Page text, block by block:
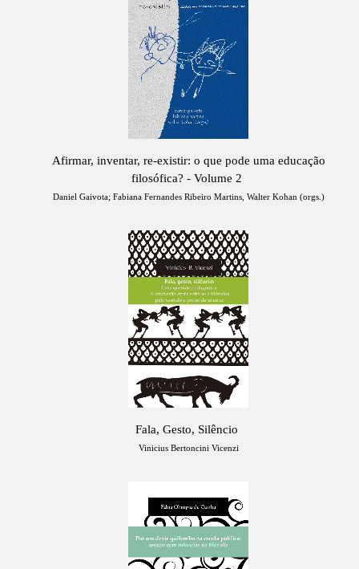
Afirmar, inventar, re-existir: o que pode uma educação
filosófica? - Volume 2
Daniel Gaivota; Fabiana Fernandes Ribeiro Martins, Walter Kohan (orgs.)
Fala, Gesto, Silêncio
Vinicius Bertoncini Vicenzi